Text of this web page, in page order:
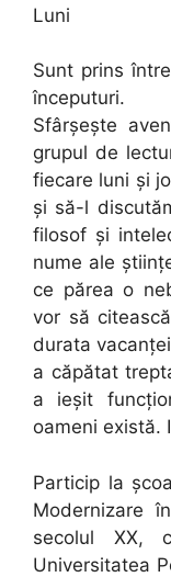
Luni
Sunt prins
începuturi.
Sfârșește
grupul de
fiecare luni și
și să-l
filosof și
nume ale
ce părea o
vor să
durata
a căpătat
a ieșit
oameni există.
Particip la
Modernizare
secolul XX,
Universitatea